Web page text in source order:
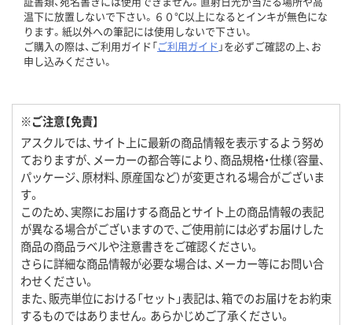
温下に放置しないで下さい。６０℃以上になるとインキが無色にな
ります。紙以外への筆記には使用しないで下さい。
ご購入の際は、ご利用ガイド「ご利用ガイド 」を必ずご確認の上、お
申し込みください。
※ご注意【免責】
アスクルでは、サイト上に最新の商品情報を表示するよう努め
ておりますが、メーカーの都合等により、商品規格・仕様（容量、
パッケージ、原材料、原産国など）が変更される場合がございま
す。
このため、実際にお届けする商品とサイト上の商品情報の表記
が異なる場合がございますので、ご使用前には必ずお届けした
商品の商品ラベルや注意書きをご確認ください。
さらに詳細な商品情報が必要な場合は、メーカー等にお問い合
わせください。
また、販売単位における「セット」表記は、箱でのお届けをお約束
するものではありません。あらかじめご了承ください。